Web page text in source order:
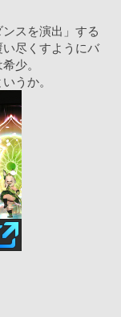
スを演出」する
尽くすようにバ
少。
うか。